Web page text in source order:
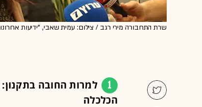
שרת התחבורה מירי רגב / צילום: עמית שאבי, "ידיעות
1
למרות החובה בתקנון:
הכלכלה